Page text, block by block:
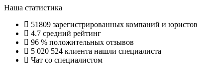
Наша статистика
51809 зарегистрированных компаний и юристов
4.7 средний рейтинг
96 % положительных отзывов
5 020 524 клиента нашли специалиста
Чат со специалистом